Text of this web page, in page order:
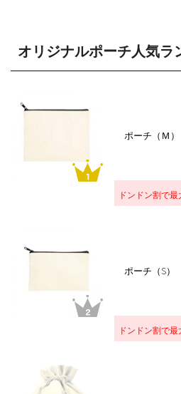
オリジナルポーチ人気ラ
ポーチ（Ｍ）
ドンドン割で最
ポーチ（S）
ドンドン割で最